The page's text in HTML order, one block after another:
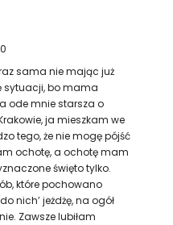
sama nie mając już
sytuacji, bo mama
ode mnie starsza o
ja mieszkam we
tego, że nie mogę pójść
ochotę, a ochotę mam
święto tylko.
które pochowano
nich’ jeżdżę, na ogół
Zawsze lubiłam